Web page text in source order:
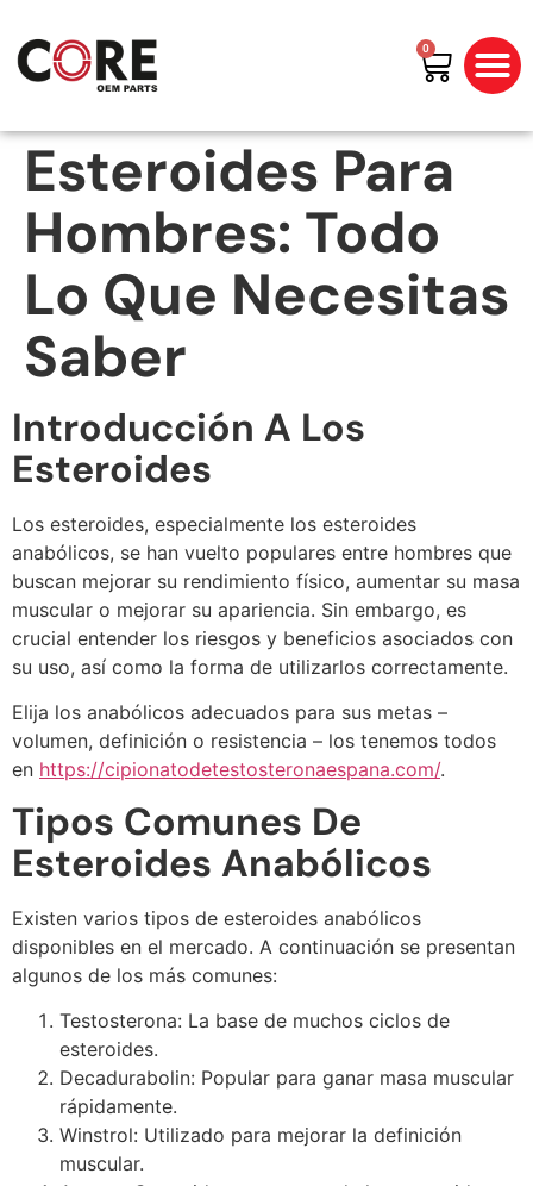
0
Esteroides Para
Hombres: Todo
Lo Que Necesitas
Saber
Introducción A Los
Esteroides
Los esteroides, especialmente los esteroides
anabólicos, se han vuelto populares entre hombres que
buscan mejorar su rendimiento físico, aumentar su masa
muscular o mejorar su apariencia. Sin embargo, es
crucial entender los riesgos y beneficios asociados con
su uso, así como la forma de utilizarlos correctamente.
Elija los anabólicos adecuados para sus metas –
volumen, definición o resistencia – los tenemos todos
en https://cipionatodetestosteronaespana.com/.
Tipos Comunes De
Esteroides Anabólicos
Existen varios tipos de esteroides anabólicos
disponibles en el mercado. A continuación se presentan
algunos de los más comunes:
Testosterona: La base de muchos ciclos de
esteroides.
Decadurabolin: Popular para ganar masa muscular
rápidamente.
Winstrol: Utilizado para mejorar la definición
muscular.